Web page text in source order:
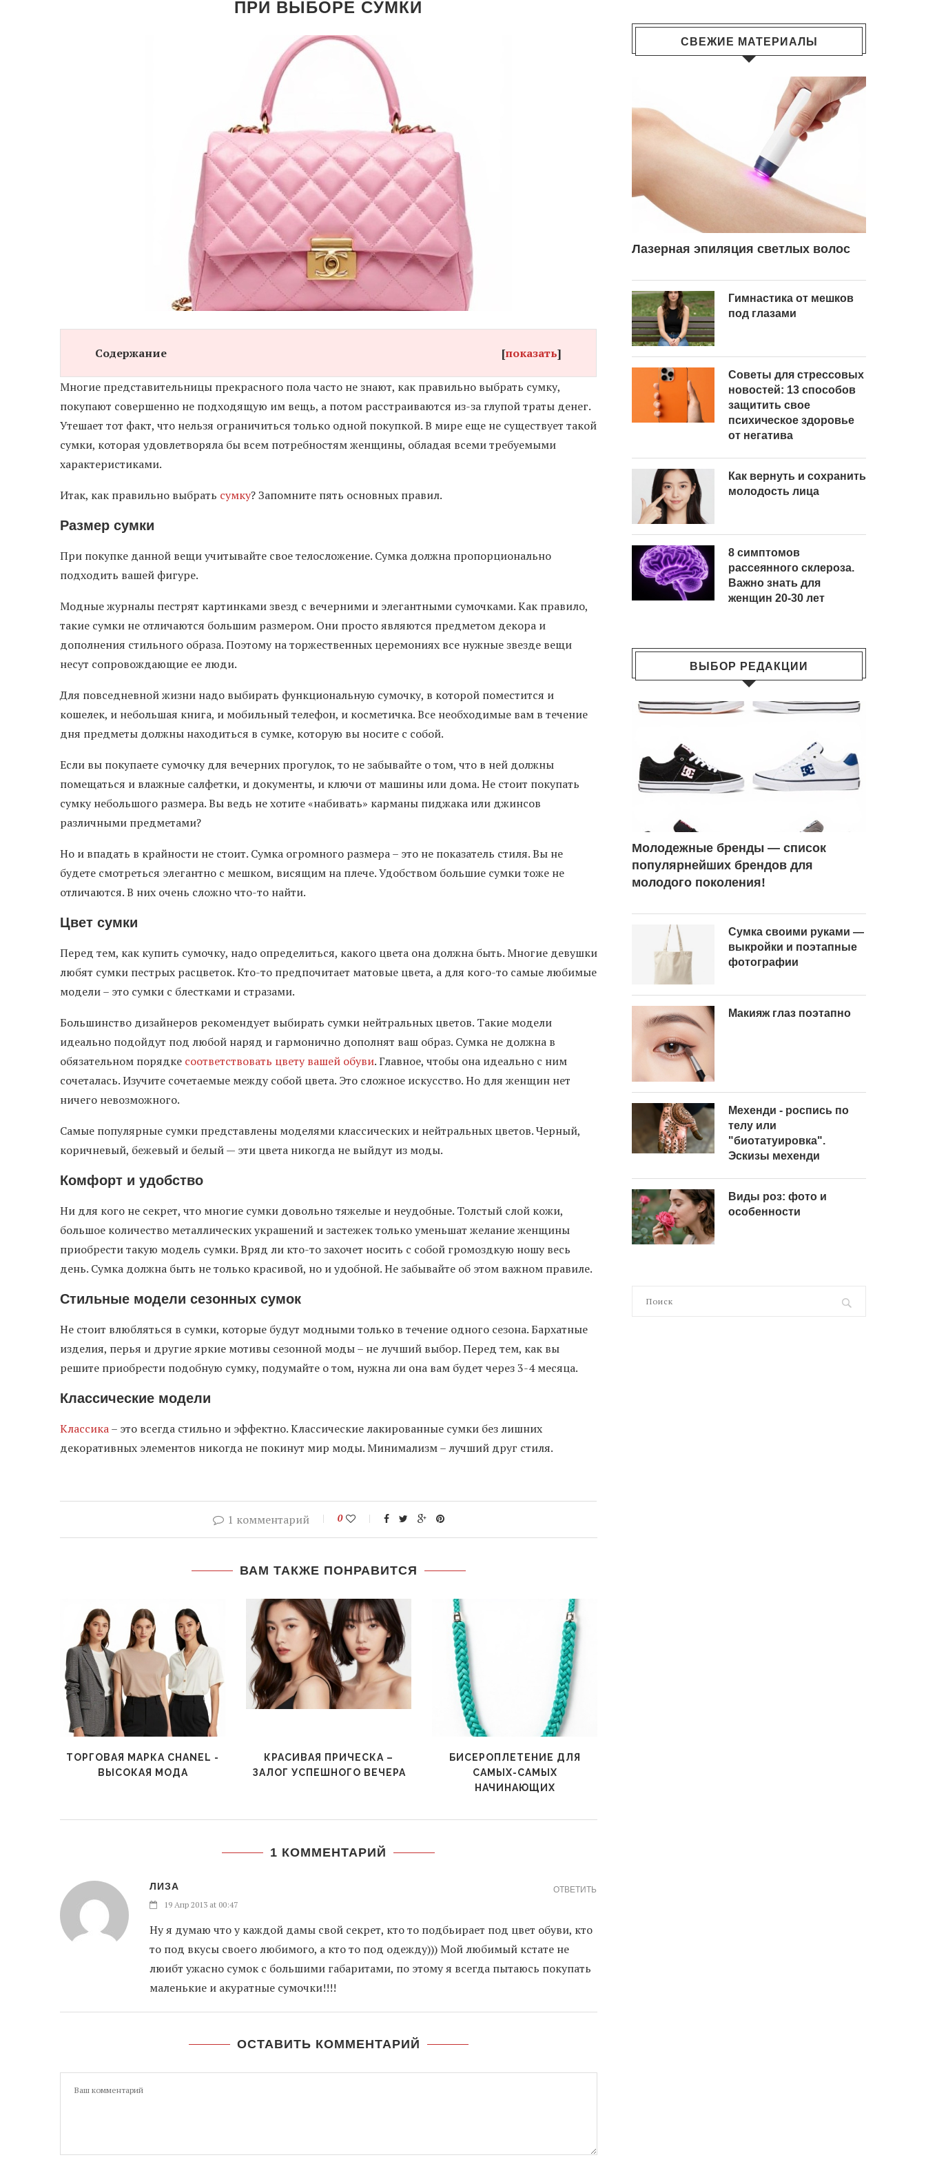
ПРИ ВЫБОРЕ СУМКИ
Содержание [показать]
Многие представительницы прекрасного пола часто не знают, как правильно выбрать сумку,
покупают совершенно не подходящую им вещь, а потом расстраиваются из-за глупой траты денег.
Утешает тот факт, что нельзя ограничиться только одной покупкой. В мире еще не существует такой
сумки, которая удовлетворяла бы всем потребностям женщины, обладая всеми требуемыми
характеристиками.
Итак, как правильно выбрать сумку? Запомните пять основных правил.
Размер сумки
При покупке данной вещи учитывайте свое телосложение. Сумка должна пропорционально
подходить вашей фигуре.
Модные журналы пестрят картинками звезд с вечерними и элегантными сумочками. Как правило,
такие сумки не отличаются большим размером. Они просто являются предметом декора и
дополнения стильного образа. Поэтому на торжественных церемониях все нужные звезде вещи
несут сопровождающие ее люди.
Для повседневной жизни надо выбирать функциональную сумочку, в которой поместится и
кошелек, и небольшая книга, и мобильный телефон, и косметичка. Все необходимые вам в течение
дня предметы должны находиться в сумке, которую вы носите с собой.
Если вы покупаете сумочку для вечерних прогулок, то не забывайте о том, что в ней должны
помещаться и влажные салфетки, и документы, и ключи от машины или дома. Не стоит покупать
сумку небольшого размера. Вы ведь не хотите «набивать» карманы пиджака или джинсов
различными предметами?
Но и впадать в крайности не стоит. Сумка огромного размера – это не показатель стиля. Вы не
будете смотреться элегантно с мешком, висящим на плече. Удобством большие сумки тоже не
отличаются. В них очень сложно что-то найти.
Цвет сумки
Перед тем, как купить сумочку, надо определиться, какого цвета она должна быть. Многие девушки
любят сумки пестрых расцветок. Кто-то предпочитает матовые цвета, а для кого-то самые любимые
модели – это сумки с блестками и стразами.
Большинство дизайнеров рекомендует выбирать сумки нейтральных цветов. Такие модели
идеально подойдут под любой наряд и гармонично дополнят ваш образ. Сумка не должна в
обязательном порядке соответствовать цвету вашей обуви. Главное, чтобы она идеально с ним
сочеталась. Изучите сочетаемые между собой цвета. Это сложное искусство. Но для женщин нет
ничего невозможного.
Самые популярные сумки представлены моделями классических и нейтральных цветов. Черный,
коричневый, бежевый и белый — эти цвета никогда не выйдут из моды.
Комфорт и удобство
Ни для кого не секрет, что многие сумки довольно тяжелые и неудобные. Толстый слой кожи,
большое количество металлических украшений и застежек только уменьшат желание женщины
приобрести такую модель сумки. Вряд ли кто-то захочет носить с собой громоздкую ношу весь
день. Сумка должна быть не только красивой, но и удобной. Не забывайте об этом важном правиле.
Стильные модели сезонных сумок
Не стоит влюбляться в сумки, которые будут модными только в течение одного сезона. Бархатные
изделия, перья и другие яркие мотивы сезонной моды – не лучший выбор. Перед тем, как вы
решите приобрести подобную сумку, подумайте о том, нужна ли она вам будет через 3-4 месяца.
Классические модели
Классика– это всегда стильно и эффектно. Классические лакированные сумки без лишних
декоративных элементов никогда не покинут мир моды. Минимализм – лучший друг стиля.
1 комментарий 0
ВАМ ТАКЖЕ ПОНРАВИТСЯ
ТОРГОВАЯ МАРКА CHANEL -
ВЫСОКАЯ МОДА
КРАСИВАЯ ПРИЧЕСКА –
ЗАЛОГ УСПЕШНОГО ВЕЧЕРА
БИСЕРОПЛЕТЕНИЕ ДЛЯ
САМЫХ-САМЫХ
НАЧИНАЮЩИХ
1 КОММЕНТАРИЙ
ЛИЗА
19 Апр 2013 at 00:47
Ну я думаю что у каждой дамы свой секрет, кто то подбьирает под цвет обуви, кто
то под вкусы своего любимого, а кто то под одежду))) Мой любимый кстате не
люибт ужасно сумок с большими габаритами, по этому я всегда пытаюсь покупать
маленькие и акуратные сумочки!!!!
ОТВЕТИТЬ
ОСТАВИТЬ КОММЕНТАРИЙ
СВЕЖИЕ МАТЕРИАЛЫ
Лазерная эпиляция светлых волос
Гимнастика от мешков
под глазами
Советы для стрессовых
новостей: 13 способов
защитить свое
психическое здоровье
от негатива
Как вернуть и сохранить
молодость лица
8 симптомов
рассеянного склероза.
Важно знать для
женщин 20-30 лет
ВЫБОР РЕДАКЦИИ
Молодежные бренды — список
популярнейших брендов для
молодого поколения!
Сумка своими руками —
выкройки и поэтапные
фотографии
Макияж глаз поэтапно
Мехенди - роспись по
телу или
"биотатуировка".
Эскизы мехенди
Виды роз: фото и
особенности